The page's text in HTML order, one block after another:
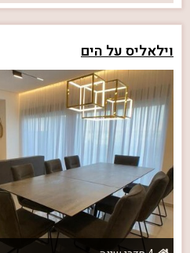
וילאליס על הים